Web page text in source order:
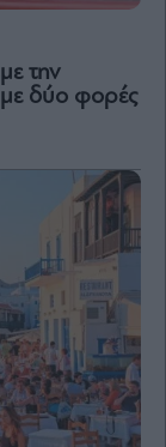
την
δύο φορές